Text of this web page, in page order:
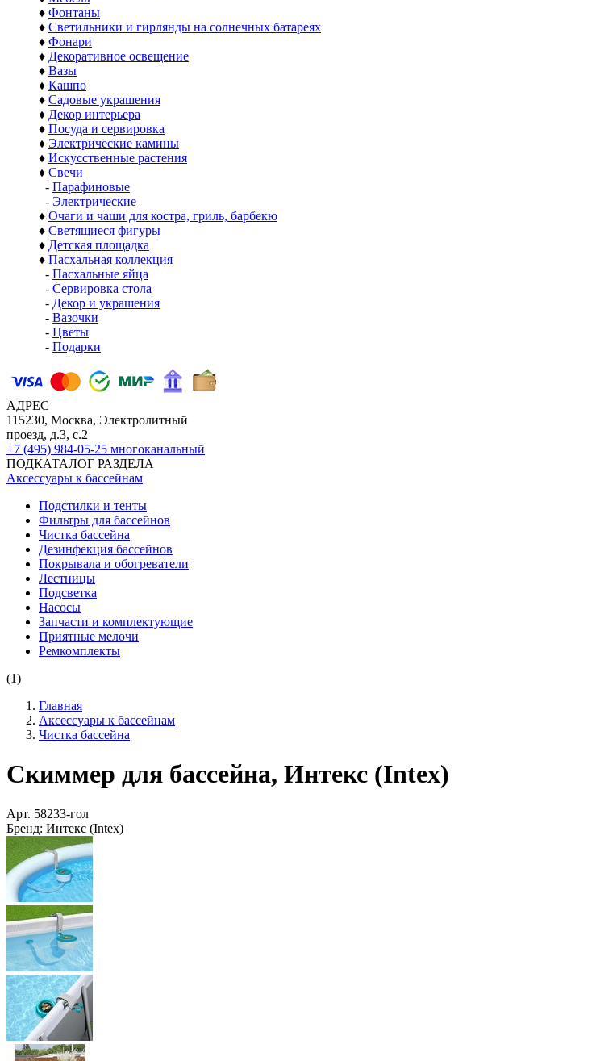
♦ Фонтаны
♦ Светильники и гирлянды на солнечных батареях
♦ Фонари
♦ Декоративное освещение
♦ Вазы
♦ Кашпо
♦ Садовые украшения
♦ Декор интерьера
♦ Посуда и сервировка
♦ Электрические камины
♦ Искусственные растения
♦ Свечи
- Парафиновые
- Электрические
♦ Очаги и чаши для костра, гриль, барбекю
♦ Светящиеся фигуры
♦ Детская площадка
♦ Пасхальная коллекция
- Пасхальные яйца
- Сервировка стола
- Декор и украшения
- Вазочки
- Цветы
- Подарки
АДРЕС
115230, Москва, Электролитный
проезд, д.3, с.2
+7 (495) 984-05-25 многоканальный
ПОДКАТАЛОГ РАЗДЕЛА
Аксессуары к бассейнам
Подстилки и тенты
Фильтры для бассейнов
Чистка бассейна
Дезинфекция бассейнов
Покрывала и обогреватели
Лестницы
Подсветка
Насосы
Запчасти и комплектующие
Приятные мелочи
Ремкомплекты
(1)
Главная
Аксессуары к бассейнам
Чистка бассейна
Скиммер для бассейна, Интекс (Intex)
Арт. 58233-гол
Бренд: Интекс (Intex)